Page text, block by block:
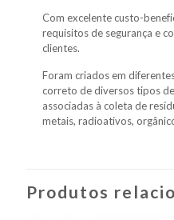
Com excelente custo-
requisitos de segurança e
clientes.
Foram criados em
correto de diversos tipos
associadas à coleta de
metais, radioativos,
Produtos